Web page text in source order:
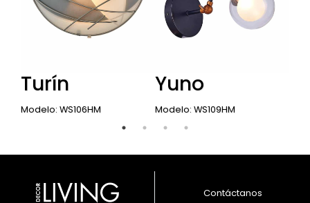
Turín
Modelo: WS106HM
Yuno
Modelo: WS109HM
Contáctanos